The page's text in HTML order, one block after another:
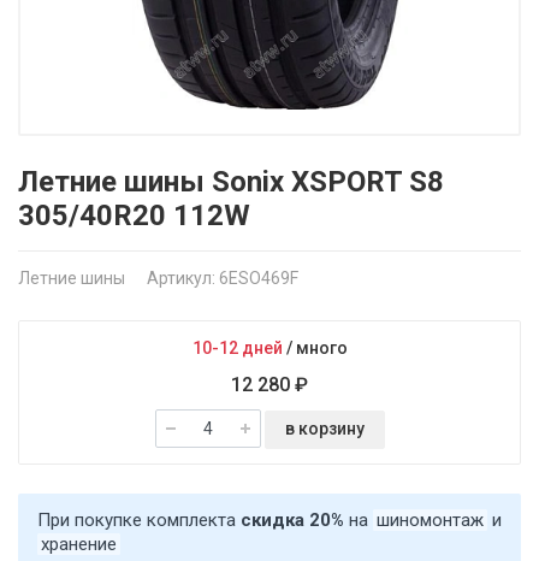
Летние шины Sonix XSPORT S8
305/40R20 112W
Летние шины Артикул: 6ESO469F
10-12 дней / много
12 280 ₽
в корзину
При покупке комплекта скидка 20% на шиномонтаж и
хранение